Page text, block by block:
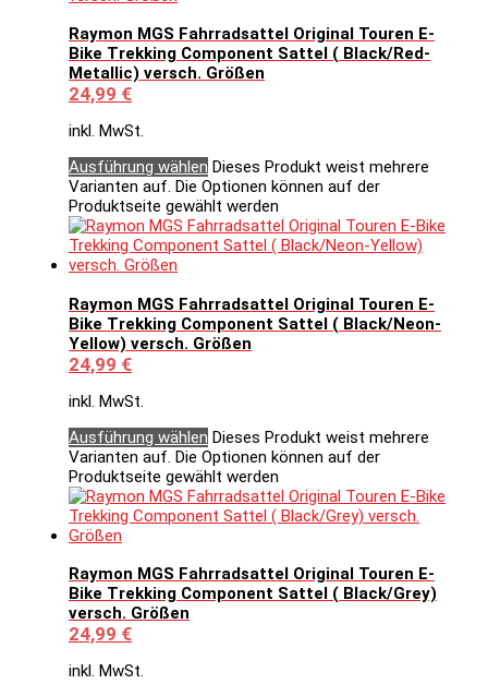
Raymon MGS Fahrradsattel Original Touren E-
Bike Trekking Component Sattel ( Black/Red-
Metallic) versch. Größen
24,99 €
inkl. MwSt.
Ausführung wählen Dieses Produkt weist mehrere
Varianten auf. Die Optionen können auf der
Produktseite gewählt werden
Raymon MGS Fahrradsattel Original Touren E-
Bike Trekking Component Sattel ( Black/Neon-
Yellow) versch. Größen
24,99 €
inkl. MwSt.
Ausführung wählen Dieses Produkt weist mehrere
Varianten auf. Die Optionen können auf der
Produktseite gewählt werden
Raymon MGS Fahrradsattel Original Touren E-
Bike Trekking Component Sattel ( Black/Grey)
versch. Größen
24,99 €
inkl. MwSt.